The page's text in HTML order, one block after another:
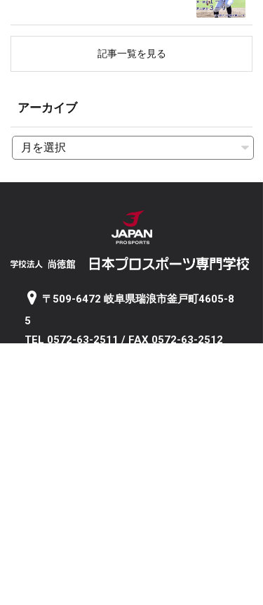
記事一覧を見る
アーカイブ
〒509-6472 岐阜県瑞浪市釜戸町4605-8
5
TEL 0572-63-2511 / FAX 0572-63-2512